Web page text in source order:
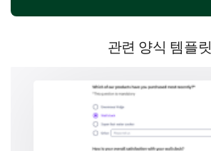
5- 전혀 안 읽음
관련 양식 템플릿